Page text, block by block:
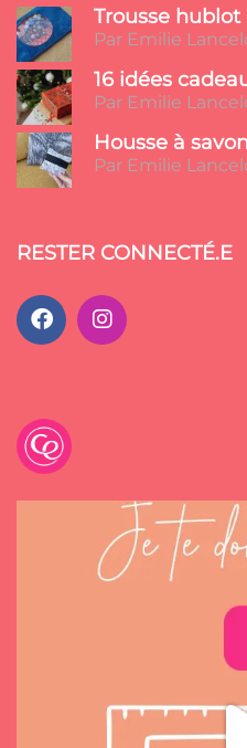
Trousse hublot
Par Emilie
16 idées
Par Emilie
Housse à
Par Emilie
RESTER CONNECTÉ.E